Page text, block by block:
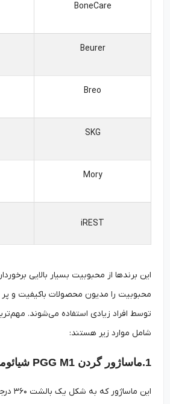
BoneCare
Beurer
Mory
iREST
این برندها از محبوبیت بسیار بالایی برخوردار
محبوبیت را مدیون محصولات باکیفیت و پر
توسط افراد زیادی استفاده می‌شوند. مهم‌ترین
شامل موارد زیر هستند: